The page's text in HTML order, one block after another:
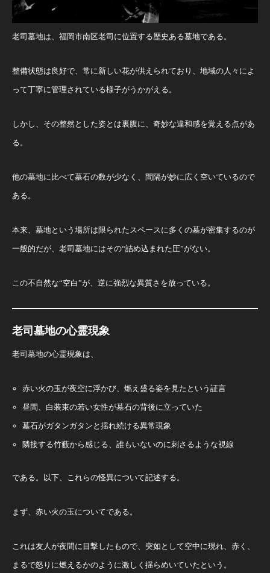
老司墓地は、福岡市南区老司に位置する歴史ある墓地である。
整備状態は良好で、常に新しい花が供えられており、地域の人々によ
って丁寧に管理されている様子がうかがえる。
しかし、その整然とした姿とは裏腹に、奇妙な違和感を覚える点があ
る。
他の墓地に比べて墓石の数が少なく、間隔が妙に広く空いているので
ある。
本来、墓地という場所は限られたスペースに多くの墓が密集するのが
一般的だが、老司墓地にはその“詰め込まれた圧”がない。
この不自然な“空白”が、逆に強烈な異質さを放っている。
老司墓地の心霊現象
老司墓地の心霊現象は、
赤い火の玉が夜空に浮かび、燃え盛る姿を見たという証言
昼間、白装束の若い女性が墓石の背後に立っていた
墓石がガタンガタンと揺れ続ける異常現象
隣接する竹藪から感じる、誰もいないのに刺さるような視線
である。以下、これらの怪異について記述する。
まず、赤い火の玉についてである。
これは友人が夜間に目撃したもので、突如として空中に現れ、赤く、
まるで怒りに燃えるかのように激しく揺らめいていたという。